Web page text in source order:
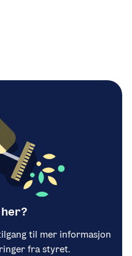
til mer informasjon
fra styret.